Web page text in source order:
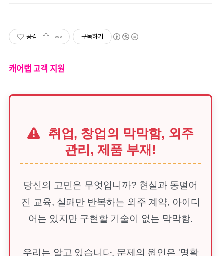
공감 구독하기
캐어랩 고객 지원
취업, 창업의 막막함, 외주
관리, 제품 부재!
당신의 고민은 무엇입니까? 현실과 동떨어
진 교육, 실패만 반복하는 외주 계약, 아이디
어는 있지만 구현할 기술이 없는 막막함.
우리는 알고 있습니다. 문제의 원인은 '명확